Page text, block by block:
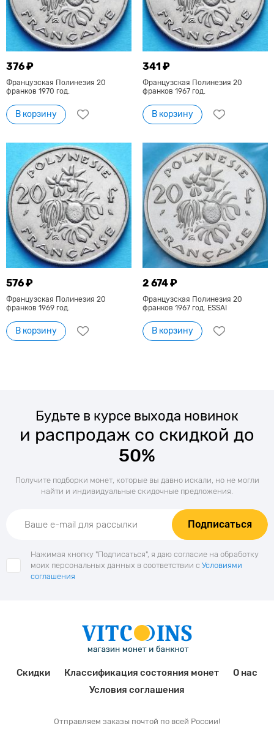
376 ₽
Французская Полинезия 20
франков 1970 год.
В корзину
341 ₽
Французская Полинезия 20
франков 1967 год.
В корзину
576 ₽
Французская Полинезия 20
франков 1969 год.
В корзину
2 674 ₽
Французская Полинезия 20
франков 1967 год. ESSAI
В корзину
Будьте в курсе выхода новинок
и распродаж со скидкой до
50%
Получите подборки монет, которые вы давно искали, но не могли
найти и индивидуальные скидочные предложения.
Подписаться
Нажимая кнопку "Подписаться", я даю согласие на обработку
моих персональных данных в соответствии с Условиями
соглашения
Скидки Классификация состояния монет
О нас
Условия соглашения
Отправляем заказы почтой по всей России!